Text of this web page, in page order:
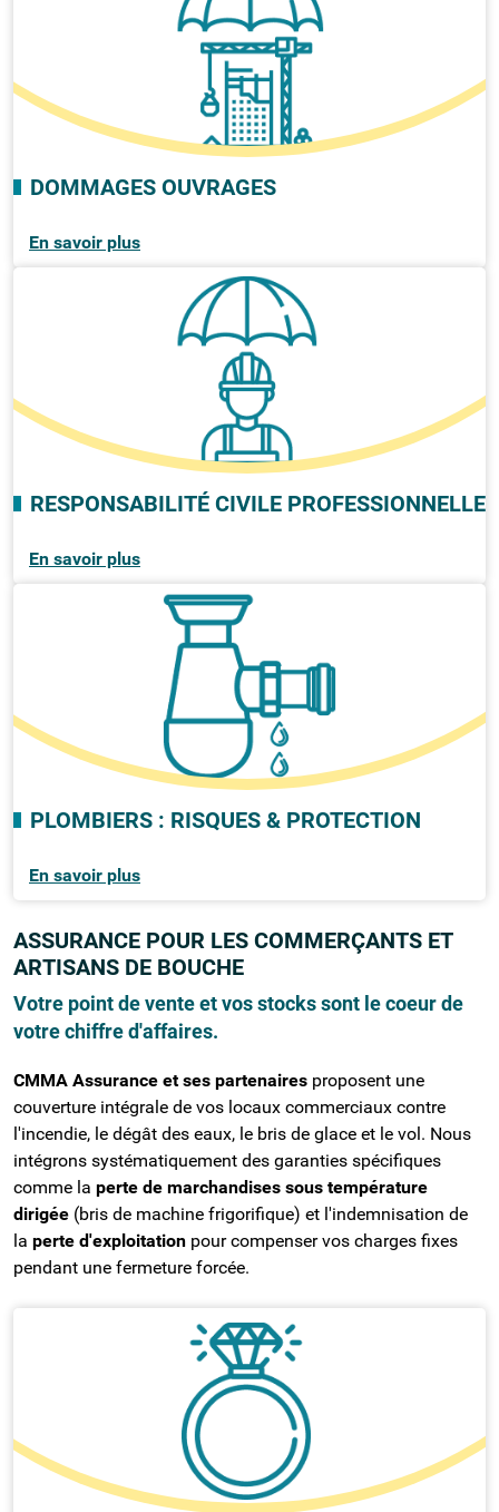
DOMMAGES OUVRAGES
En savoir plus
RESPONSABILITÉ CIVILE PROFESSIONNELLE
En savoir plus
PLOMBIERS : RISQUES & PROTECTION
En savoir plus
ASSURANCE POUR LES COMMERÇANTS ET
ARTISANS DE BOUCHE
Votre point de vente et vos stocks sont le coeur de
votre chiffre d'affaires.
CMMA Assurance et ses partenaires proposent une
couverture intégrale de vos locaux commerciaux contre
l'incendie, le dégât des eaux, le bris de glace et le vol. Nous
intégrons systématiquement des garanties spécifiques
comme la perte de marchandises sous température
dirigée (bris de machine frigorifique) et l'indemnisation de
la perte d'exploitation pour compenser vos charges fixes
pendant une fermeture forcée.